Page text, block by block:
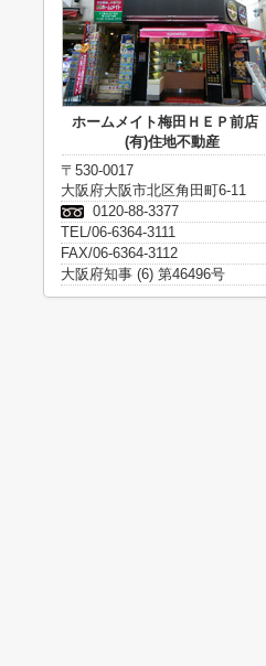
ホームメイト梅田ＨＥＰ前店
(有)住地不動産
〒530-0017
大阪府大阪市北区角田町6-11
0120-88-3377
TEL/06-6364-3111
FAX/06-6364-3112
大阪府知事 (6) 第46496号